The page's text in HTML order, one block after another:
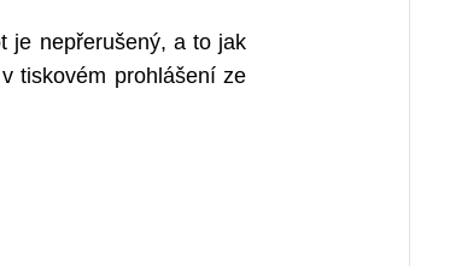
je nepřerušený, a to jak
tiskovém prohlášení ze